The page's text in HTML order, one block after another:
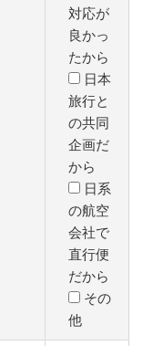
対応が
良かっ
たから
日本
旅行と
の共同
企画だ
から
日系
の航空
会社で
直行便
だから
その
他